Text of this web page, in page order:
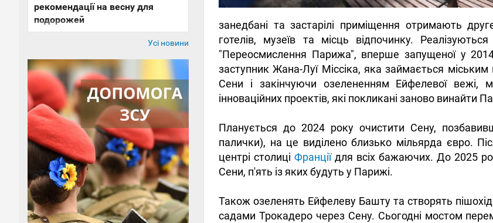
рекомендації на весну для
подорожей
Усі новини
занедбані та застарілі приміщення отримають
готелів, музеїв та місць відпочинку.
"Переосмислення Парижа", вперше запущеної у
заступник Жана-Луї Міссіка, яка займається
Сени і закінчуючи озелененням Ейфелевої вежі,
інноваційних проектів, які покликані заново винайти
Планується до 2024 року очистити Сену,
палички), на це виділено близько мільярда євро.
центрі столиці Франціїдля всіх бажаючих. До 2025
Сени, п'ять із яких будуть у Парижі.
Також озеленять Ейфелеву Башту та створять
садами Трокадеро через Сену. Сьогодні мостом